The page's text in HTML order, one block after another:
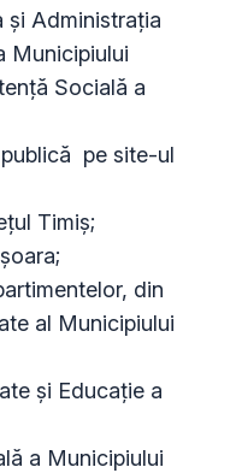
și Administrația
Municipiului
Socială a
pe site-ul
Timiș;
din
al Municipiului
și Educație a
a Municipiului